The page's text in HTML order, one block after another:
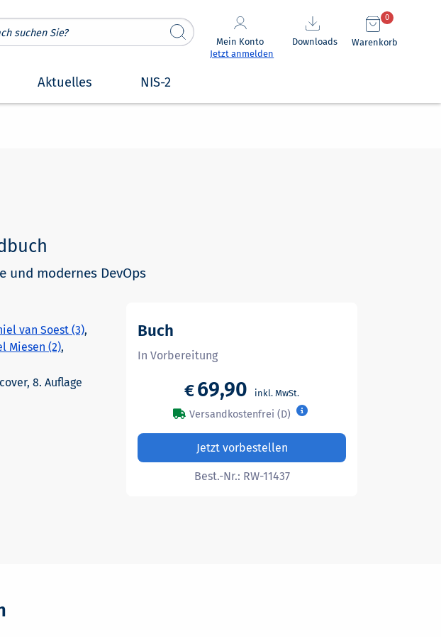
Mein Konto
Jetzt anmelden
Downloads Warenkorb
0
Aktuelles NIS-2
und modernes DevOps
van Soest (3),
Miesen (2),
8. Auflage
Buch
In Vorbereitung
€69,90
Versandkostenfrei (D)
Jetzt vorbestellen
Best.-Nr.: RW-11437